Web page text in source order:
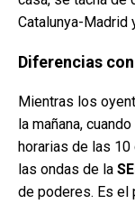
Catalunya-Madrid
Diferencias
Mientras los
la mañana,
horarias de las 10
las ondas de la
de poderes. Es el